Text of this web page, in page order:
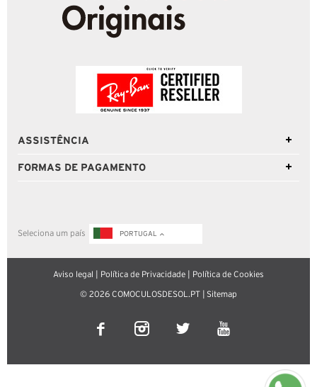
ASSISTÊNCIA
FORMAS DE PAGAMENTO
Seleciona um país PORTUGAL
Aviso legal Política de Privacidade Política de Cookies
© 2026 COMOCULOSDESOL.PT | Sitemap